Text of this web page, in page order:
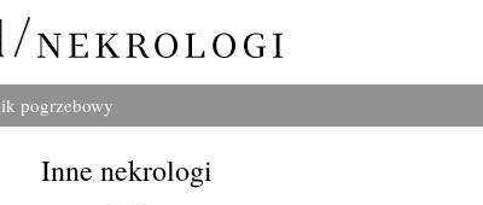
pogrzebowy
Inne nekrologi